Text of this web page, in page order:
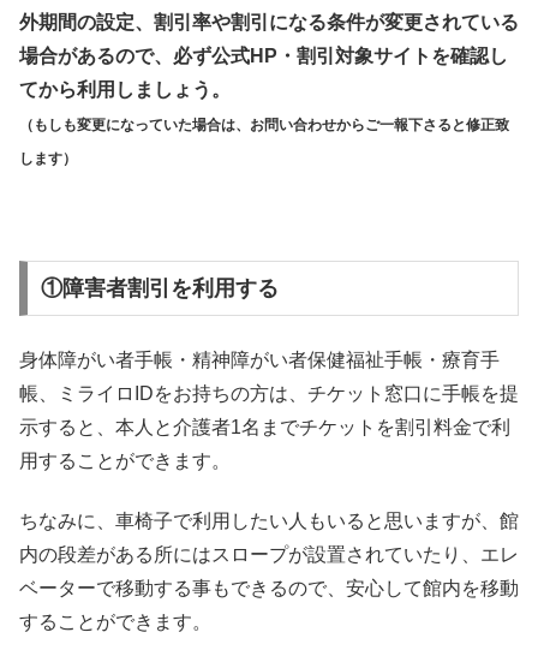
外期間の設定、割引率や割引になる条件が変更されている
場合があるので、必ず公式HP・割引対象サイトを確認し
てから利用しましょう。
（もしも変更になっていた場合は、お問い合わせからご一報下さると修正致
します）
①障害者割引を利用する
身体障がい者手帳・精神障がい者保健福祉手帳・療育手
帳、ミライロIDをお持ちの方は、チケット窓口に手帳を提
示すると、本人と介護者1名までチケットを割引料金で利
用することができます。
ちなみに、車椅子で利用したい人もいると思いますが、館
内の段差がある所にはスロープが設置されていたり、エレ
ベーターで移動する事もできるので、安心して館内を移動
することができます。